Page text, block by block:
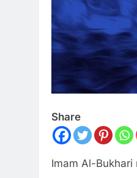
Share
Imam Al-